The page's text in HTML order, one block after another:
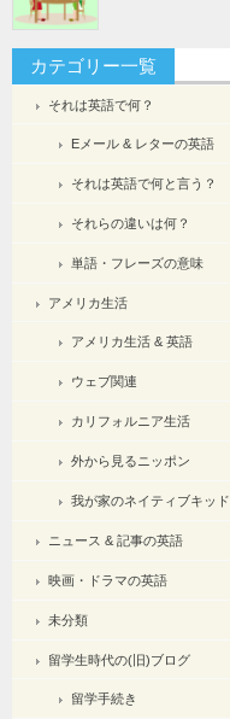
カテゴリー一覧
それは英語で何？
Eメール & レターの英語
それは英語で何と言う？
それらの違いは何？
単語・フレーズの意味
アメリカ生活
アメリカ生活 & 英語
ウェブ関連
カリフォルニア生活
外から見るニッポン
我が家のネイティブキッド
ニュース & 記事の英語
映画・ドラマの英語
未分類
留学生時代の(旧)ブログ
留学手続き